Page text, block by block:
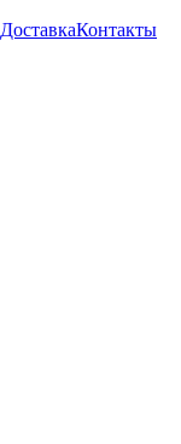
ДоставкаКонтакты